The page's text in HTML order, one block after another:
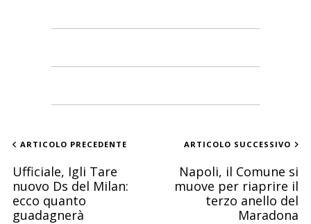
ARTICOLO PRECEDENTE
Ufficiale, Igli Tare
nuovo Ds del Milan:
ecco quanto
guadagnerà
ARTICOLO SUCCESSIVO
Napoli, il Comune si
muove per riaprire il
terzo anello del
Maradona